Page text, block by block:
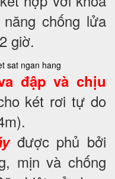
chống lửa
giờ.
đập và chịu
két rơi tự do
được phủ bởi
mịn và chống